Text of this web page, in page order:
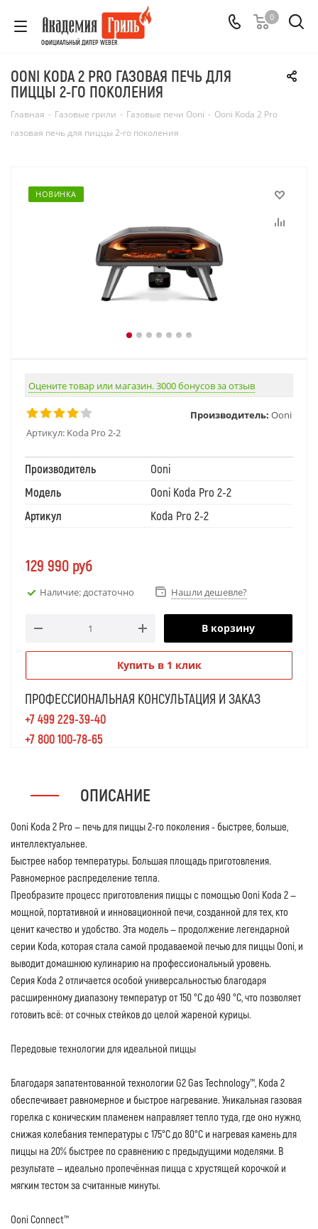
ОФИЦИАЛЬНЫЙ ДИЛЕР WEBER
0
OONI KODA 2 PRO ГАЗОВАЯ ПЕЧЬ ДЛЯ
ПИЦЦЫ 2-ГО ПОКОЛЕНИЯ
Главная - Газовые грили - Газовые печи Ooni - Ooni Koda 2 Pro
газовая печь для пиццы 2-го поколения
НОВИНКА
Оцените товар или магазин. 3000 бонусов за отзыв
Артикул: Koda Pro 2-2
Производитель: Ooni
Производитель
Ooni
Модель
Ooni Koda Pro 2-2
Артикул
Koda Pro 2-2
129 990 руб
Наличие: достаточно Нашли дешевле?
В корзину
Купить в 1 клик
ПРОФЕССИОНАЛЬНАЯ КОНСУЛЬТАЦИЯ И ЗАКАЗ
+7 499 229-39-40
+7 800 100-78-65
ОПИСАНИЕ
Ooni Koda 2 Pro — печь для пиццы 2-го поколения - быстрее, больше,
интеллектуальнее.
Быстрее набор температуры. Большая площадь приготовления.
Равномерное распределение тепла.
Преобразите процесс приготовления пиццы с помощью Ooni Koda 2 —
мощной, портативной и инновационной печи, созданной для тех, кто
ценит качество и удобство. Эта модель — продолжение легендарной
серии Koda, которая стала самой продаваемой печью для пиццы Ooni, и
выводит домашнюю кулинарию на профессиональный уровень.
Серия Koda 2 отличается особой универсальностью благодаря
расширенному диапазону температур от 150 °C до 490 °C, что позволяет
готовить всё: от сочных стейков до целой жареной курицы.
Передовые технологии для идеальной пиццы
Благодаря запатентованной технологии G2 Gas Technology™, Koda 2
обеспечивает равномерное и быстрое нагревание. Уникальная газовая
горелка с коническим пламенем направляет тепло туда, где оно нужно,
снижая колебания температуры с 175°C до 80°C и нагревая камень для
пиццы на 20% быстрее по сравнению с предыдущими моделями. В
результате — идеально пропечённая пицца с хрустящей корочкой и
мягким тестом за считанные минуты.
Ooni Connect™